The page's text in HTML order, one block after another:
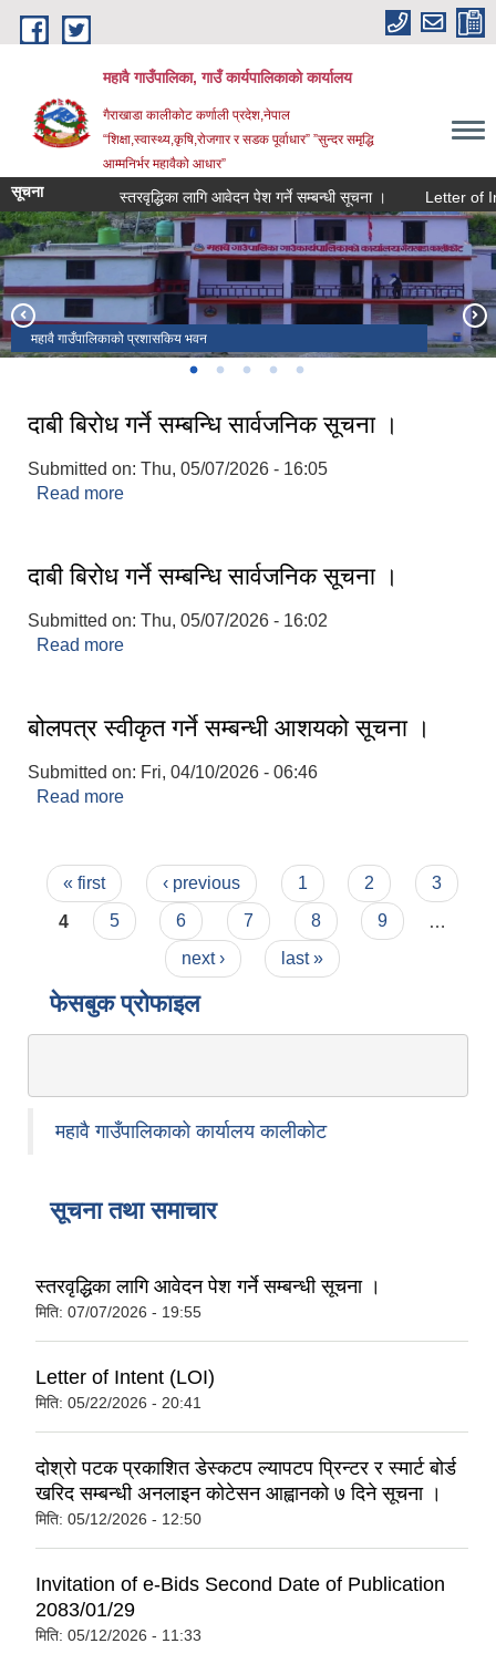
Skip to main content
महावै गाउँपालिका, गाउँ कार्यपालिकाको कार्यालय
गैराखाडा कालीकोट कर्णाली प्रदेश,नेपाल
“शिक्षा,स्वास्थ्य,कृषि,रोजगार र सडक पूर्वाधार” ”सुन्दर समृद्धि
आम्मनिर्भर महावैको आधार”
सूचना स्तरवृद्धिका लागि आवेदन पेश गर्ने सम्बन्धी सूचना । Letter of Intent
महावै गाउँपालिकाको प्रशासकिय भवन
महावै गाउँपालिका र तिला नमुना मा.वि.को तस्विर
महावै गाउँपालिकाको प्रशासकिय भवन
महावै गाउँपालिकाको वडा नं. ४ को तस्विर
कालिका मा वि गेला
दाबी बिरोध गर्ने सम्बन्धि सार्वजनिक सूचना ।
Submitted on: Thu, 05/07/2026 - 16:05
Read more
दाबी बिरोध गर्ने सम्बन्धि सार्वजनिक सूचना ।
Submitted on: Thu, 05/07/2026 - 16:02
Read more
बोलपत्र स्वीकृत गर्ने सम्बन्धी आशयको सूचना ।
Submitted on: Fri, 04/10/2026 - 06:46
Read more
Pages
« first ‹ previous 1 2
3
4
5 6 7 8 9
…
next ›
last »
फेसबुक प्रोफाइल
महावै गाउँपालिकाको कार्यालय कालीकोट
सूचना तथा समाचार
स्तरवृद्धिका लागि आवेदन पेश गर्ने सम्बन्धी सूचना ।
मिति: 07/07/2026 - 19:55
Letter of Intent (LOI)
मिति: 05/22/2026 - 20:41
दोश्रो पटक प्रकाशित डे‍स्कटप ल्यापटप प्रिन्टर र स्मार्ट बोर्ड
खरिद सम्बन्धी अनलाइन कोटेसन आह्वानको ७ दिने सूचना ।
मिति: 05/12/2026 - 12:50
Invitation of e-Bids Second Date of Publication
2083/01/29
मिति: 05/12/2026 - 11:33